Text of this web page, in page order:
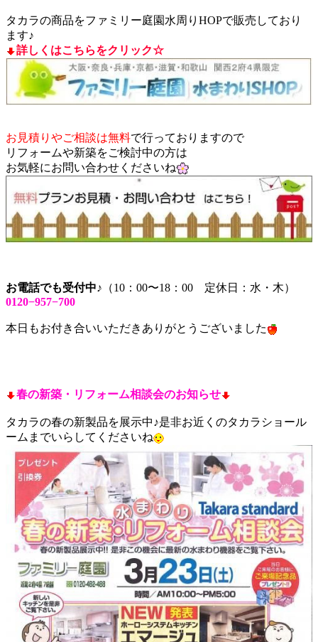
タカラの商品をファミリー庭園水周りHOPで販売しており
ます♪
詳しくはこちらをクリック☆
お見積りやご相談は無料で行っておりますので
リフォームや新築をご検討中の方は
お気軽にお問い合わせくださいね
お電話でも受付中♪ （10：00〜18：00 定休日：水・木）
0120−957−700
本日もお付き合いいただきありがとうございました
春の新築・リフォーム相談会のお知らせ
タカラの春の新製品を展示中♪是非お近くのタカラショール
ームまでいらしてくださいね